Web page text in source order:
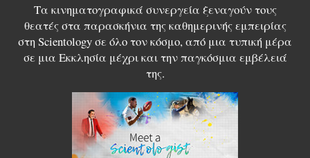
Τα κινηματογραφικά συνεργεία ξεναγούν τους
θεατές στα παρασκήνια της καθημερινής εμπειρίας
στη Scientology σε όλο τον κόσμο, από μια τυπική μέρα
σε μια Εκκλησία μέχρι και την παγκόσμια εμβέλειά
της.